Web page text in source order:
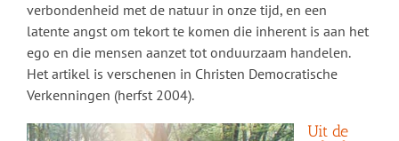
verbondenheid met de natuur in onze tijd, en een
latente angst om tekort te komen die inherent is aan het
ego en die mensen aanzet tot onduurzaam handelen.
Het artikel is verschenen in Christen Democratische
Verkenningen (herfst 2004).
Uit de